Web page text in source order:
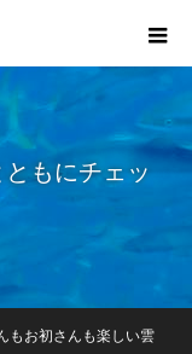
もにチェッ
もお初さんも楽しい雲